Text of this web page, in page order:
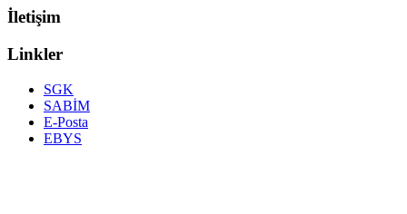
İletişim
Linkler
SGK
SABİM
E-Posta
EBYS